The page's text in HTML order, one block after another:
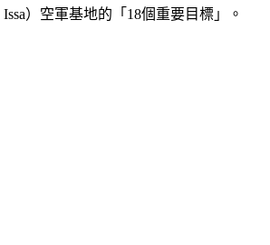
）空軍基地的「18個重要目標」。